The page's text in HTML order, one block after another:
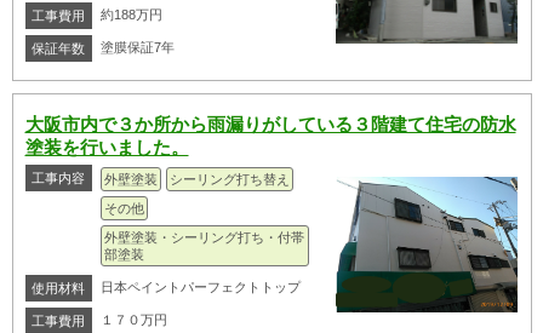
工事費用
約188万円
保証年数 塗膜保証7年
大阪市内で３か所から雨漏りがしている３階建て住宅の防水
塗装を行いました。
工事内容 外壁塗装
シーリング打ち替え
その他
外壁塗装・シーリング打ち・付帯
部塗装
使用材料 日本ペイントパーフェクトトップ
工事費用 １７０万円